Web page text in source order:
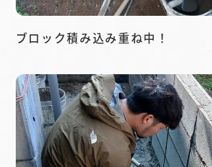
ブロック積み込み重ね中！